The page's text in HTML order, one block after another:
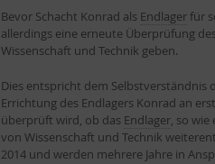
Bevor Schacht Konrad als Endlagerfür
allerdings eine erneute Überprüfung
Wissenschaft und Technik geben.
Dies entspricht dem Selbstverständnis
Errichtung des Endlagers Konrad an
überprüft wird, ob das Endlager, so wie
von Wissenschaft und Technik
2014 und werden mehrere Jahre in